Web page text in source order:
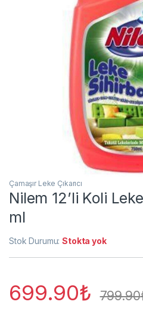
Çamaşır Leke Çıkarıcı
Nilem 12’li Koli
ml
Stok Durumu:Stokta yok
699.90₺ 799.90